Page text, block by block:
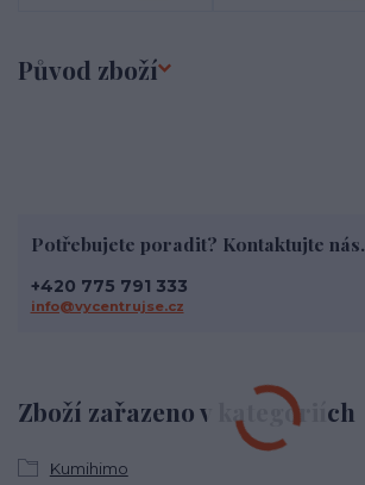
Původ zboží
Zboží zařazeno v kategoriích
Kumihimo
Potřebujete poradit? Kontaktujte nás.
+420 775 791 333
info@vycentrujse.cz